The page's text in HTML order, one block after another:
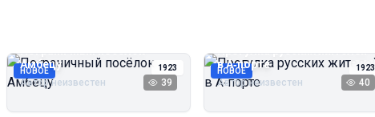
НОВОЕ 1923
Пограничный посёлок
Амбецу
Автор неизвестен 39
НОВОЕ 1923
Прогулка русских жителей
в А‑порте
Автор неизвестен 40